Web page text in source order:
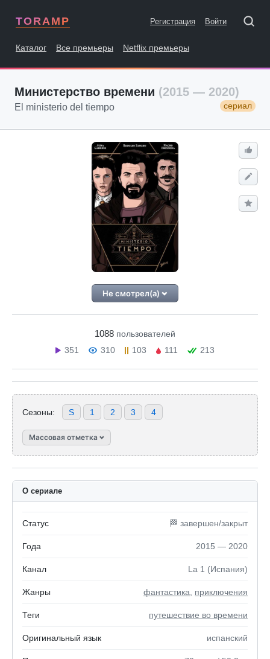
TORAMP Регистрация Войти
Каталог Все премьеры Netflix премьеры
Министерство времени (2015 — 2020)
сериал
El ministerio del tiempo
Не смотрел(а)
1088 пользователей
351
310 103 111 213
Сезоны: S 1 2 3 4
Массовая отметка
О сериале
Статус 🏁 завершен/закрыт
Года 2015 — 2020
Канал La 1 (Испания)
Жанры фантастика приключения
Теги путешествие во времени
Оригинальный язык испанский